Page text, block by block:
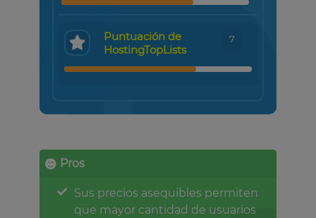
Puntuación de
HostingTopLists
7
Pros
Sus precios asequibles permiten
que mayor cantidad de usuarios